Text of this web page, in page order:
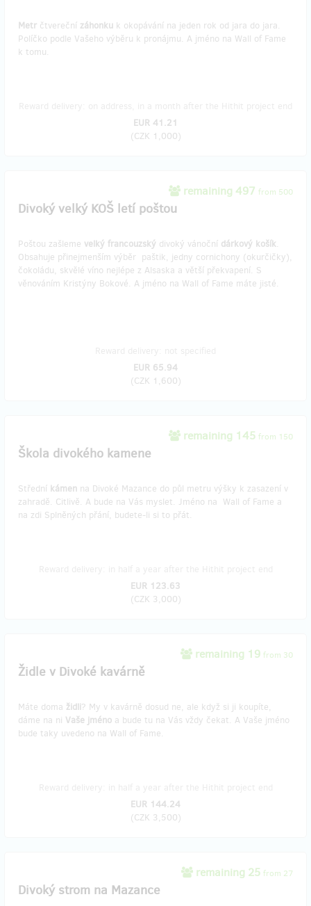
Metr čtvereční záhonku k okopávání na jeden rok od jara do jara.
Políčko podle Vašeho výběru k pronájmu. A jméno na Wall of Fame
k tomu.
EUR 41.21
(CZK 1,000)
remaining 497 from 500
Divoký velký KOŠ letí poštou
Poštou zašleme velký francouzský divoký vánoční dárkový košík.
Obsahuje přinejmenším výběr paštik, jedny cornichony (okurčičky),
čokoládu, skvělé víno nejlépe z Alsaska a větší překvapení. S
věnováním Kristýny Bokové. A jméno na Wall of Fame máte jisté.
EUR 65.94
(CZK 1,600)
remaining 145 from 150
Škola divokého kamene
Střední kámen na Divoké Mazance do půl metru výšky k zasazení v
zahradě. Citlivě. A bude na Vás myslet. Jméno na Wall of Fame a
na zdi Splněných přání, budete-li si to přát.
EUR 123.63
(CZK 3,000)
remaining 19 from 30
Židle v Divoké kavárně
Máte doma židli? My v kavárně dosud ne, ale když si ji koupíte,
dáme na ni Vaše jméno a bude tu na Vás vždy čekat. A Vaše jméno
bude taky uvedeno na Wall of Fame.
EUR 144.24
(CZK 3,500)
remaining 25 from 27
Divoký strom na Mazance